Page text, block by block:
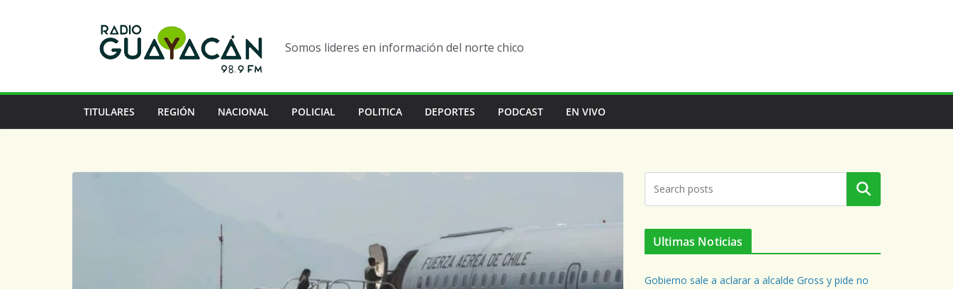
Somos lideres en información del norte chico
TITULARES REGIÓN NACIONAL POLICIAL POLITICA DEPORTES PODCAST EN VIVO
Buscar
Ultimas Noticias
Gobierno sale a aclarar a alcalde Gross y pide no